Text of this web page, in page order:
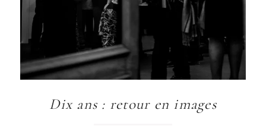
Dix ans : retour en images